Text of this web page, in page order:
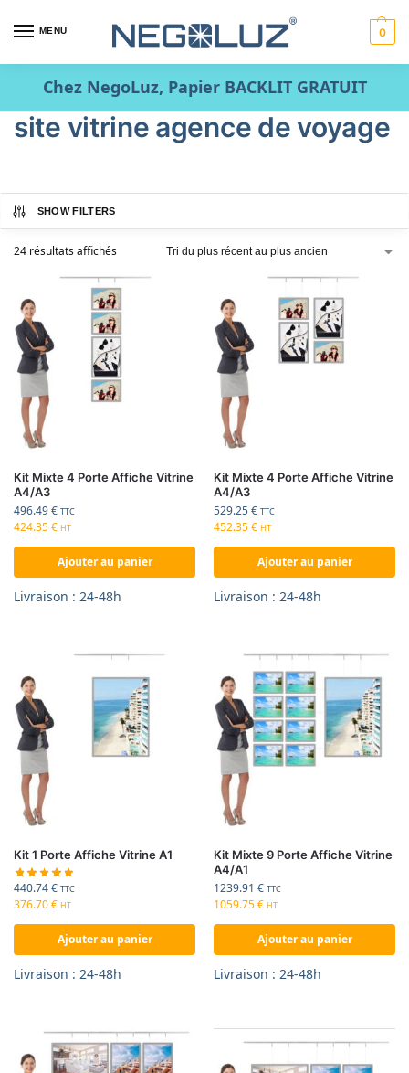
MENU 0
Chez NegoLuz, Papier BACKLIT GRATUIT
site vitrine agence de voyage
SHOW FILTERS
24 résultats affichés
Kit Mixte 4 Porte Affiche Vitrine
A4/A3
496.49€ TTC
424.35€ HT
Ajouter au panier
Livraison : 24-48h
Kit Mixte 4 Porte Affiche Vitrine
A4/A3
529.25€ TTC
452.35€ HT
Ajouter au panier
Livraison : 24-48h
Kit 1 Porte Affiche Vitrine A1
440.74€ TTC
376.70€ HT
Ajouter au panier
Livraison : 24-48h
Kit Mixte 9 Porte Affiche Vitrine
A4/A1
1239.91 € TTC
1059.75€ HT
Ajouter au panier
Livraison : 24-48h